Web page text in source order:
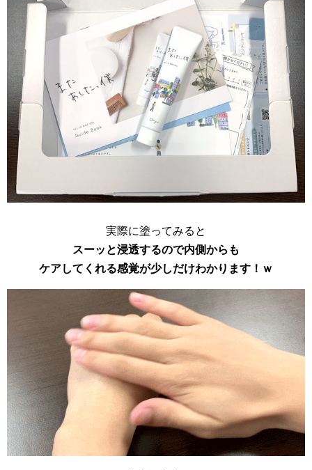
実際に塗ってみると
スーッと浸透するので内側からも
ケアしてくれる感覚が少しだけわかります！ｗ